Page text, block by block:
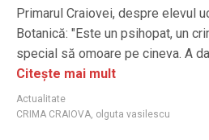
Primarul Craiovei, despre elevul
Botanică: "Este un psihopat, un
special să omoare pe cineva. A
Citește mai mult
Actualitate
CRIMA CRAIOVA, olguta vasilescu